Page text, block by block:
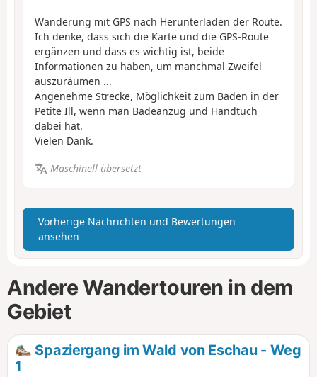
Wanderung mit GPS nach Herunterladen der Route.
Ich denke, dass sich die Karte und die GPS-Route
ergänzen und dass es wichtig ist, beide
Informationen zu haben, um manchmal Zweifel
auszuräumen ...
Angenehme Strecke, Möglichkeit zum Baden in der
Petite Ill, wenn man Badeanzug und Handtuch
dabei hat.
Vielen Dank.
Maschinell übersetzt
Vorherige Nachrichten und Bewertungen
ansehen
Andere Wandertouren in dem
Gebiet
Spaziergang im Wald von Eschau - Weg
1